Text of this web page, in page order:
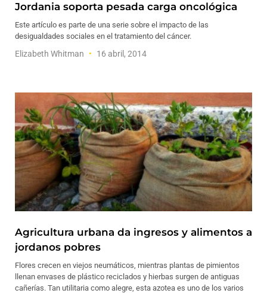
Jordania soporta pesada carga oncológica
Este artículo es parte de una serie sobre el impacto de las
desigualdades sociales en el tratamiento del cáncer.
Elizabeth Whitman 16 abril, 2014
Agricultura urbana da ingresos y alimentos a
jordanos pobres
Flores crecen en viejos neumáticos, mientras plantas de pimientos
llenan envases de plástico reciclados y hierbas surgen de antiguas
cañerías. Tan utilitaria como alegre, esta azotea es uno de los varios